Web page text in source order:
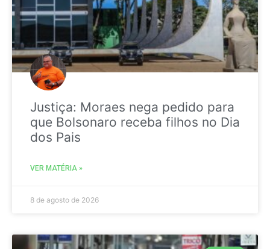
Justiça: Moraes nega pedido para
que Bolsonaro receba filhos no Dia
dos Pais
VER MATÉRIA »
8 de agosto de 2026